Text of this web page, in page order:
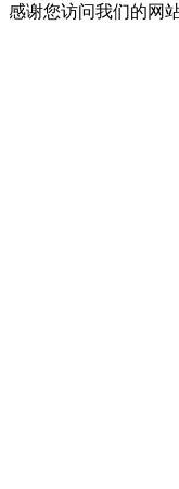
感谢您访问我们的网